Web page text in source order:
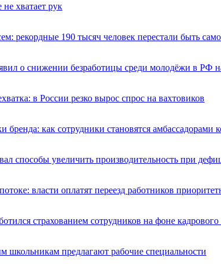
хватает рук
рекордные 190 тысяч человек перестали быть
о снижении безработицы среди молодёжи в РФ
в России резко вырос спрос на вахтовиков
бренда: как сотрудники становятся амбассадорами
способы увеличить производительность при
власти оплатят переезд работников
страхованием сотрудников на фоне кадрового
школьникам предлагают рабочие специальности